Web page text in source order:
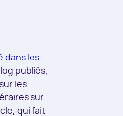
dans les
publiés,
les
sur
qui fait